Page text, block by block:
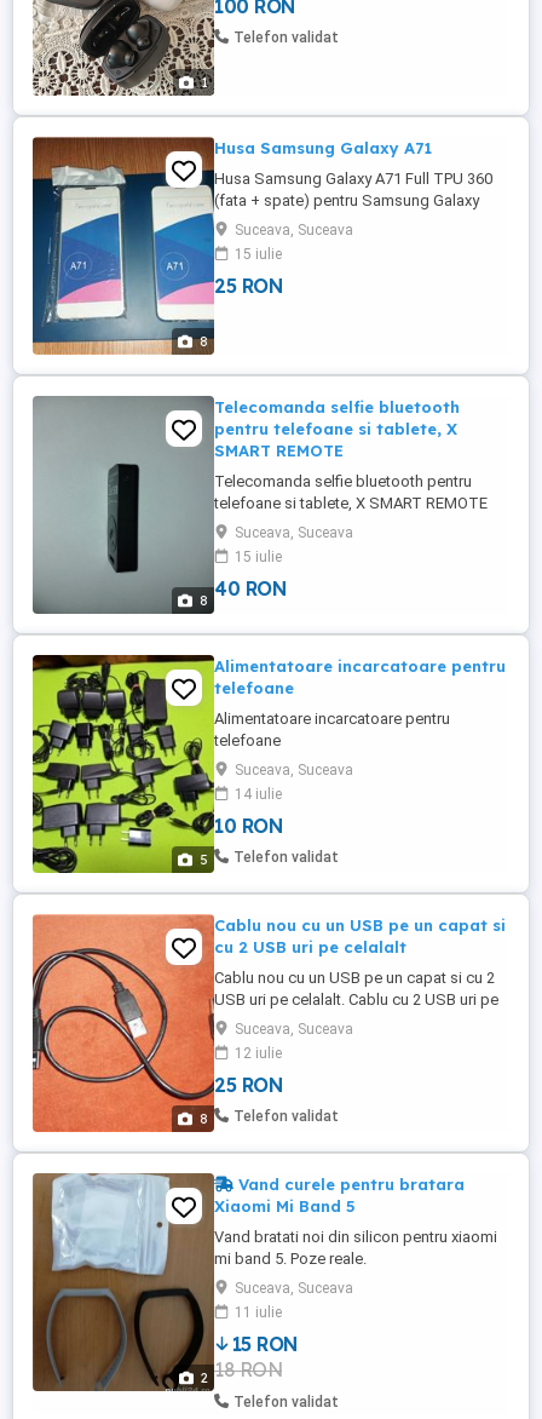
1
100 RON
Telefon validat
8
Husa Samsung Galaxy A71
Husa Samsung Galaxy A71 Full TPU 360
(fata + spate) pentru Samsung Galaxy
A71, Transparent Descriere Husa Full TPU
360 este formata din 2 piese acoperind
atat spatele cat sidisplayul telefonului
pentru o protectiecompleta. Piesa ce
Suceava, Suceava
15 iulie
25 RON
8
Telecomanda selfie bluetooth
pentru telefoane si tablete, X
SMART REMOTE
Telecomanda selfie bluetooth pentru
telefoane si tablete, X SMART REMOTE
Telecomanda Remote X SMART REMOTE
- Bluetooth, Declansator, Wireless, Pentru
Telefoane si Tablete, Compatibil Cu
Android si iOS, Negru Fa fotografii selfie
Telecomanda universala ...
Suceava, Suceava
15 iulie
40 RON
5
Alimentatoare incarcatoare pentru
telefoane
Alimentatoare incarcatoare pentru
telefoane
Suceava, Suceava
14 iulie
10 RON
Telefon validat
8
Cablu nou cu un USB pe un capat si
cu 2 USB uri pe celalalt
Cablu nou cu un USB pe un capat si cu 2
USB uri pe celalalt. Cablu cu 2 USB uri pe
un capat si cu un USB pe celalalt, se
foloseste pentru alimentarea HDD extern
Suceava, Suceava
12 iulie
25 RON
Telefon validat
2
Vand curele pentru bratara
Xiaomi Mi Band 5
Vand bratati noi din silicon pentru xiaomi
mi band 5. Poze reale.
Suceava, Suceava
11 iulie
15 RON
18 RON
Telefon validat